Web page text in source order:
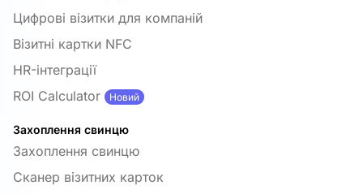
Цифрові візитки для компаній
Візитні картки NFC
HR-інтеграції
ROI Calculator
Новий
Захоплення свинцю
Захоплення свинцю
Сканер візитних карток